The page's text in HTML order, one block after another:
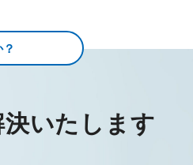
いたします